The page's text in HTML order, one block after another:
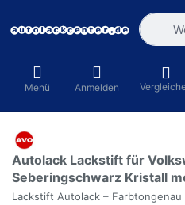
Geben
Menü Anmelden
Autolack Lackstift für
Seberingschwarz Kristall
Lackstift Autolack – Farbtongenau